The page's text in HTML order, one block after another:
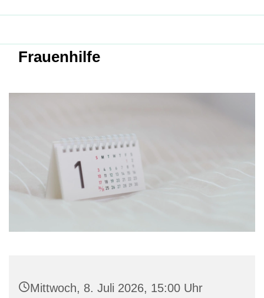
Frauenhilfe
Mittwoch, 8. Juli 2026, 15:00 Uhr